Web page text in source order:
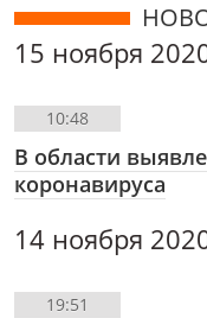
15 ноября
10:48
В области
коронавируса
14 ноября
19:51